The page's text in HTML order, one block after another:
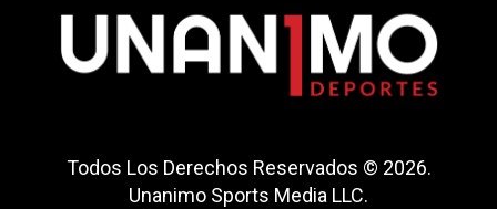
Todos Los Derechos Reservados © 2026.
Unanimo Sports Media LLC.